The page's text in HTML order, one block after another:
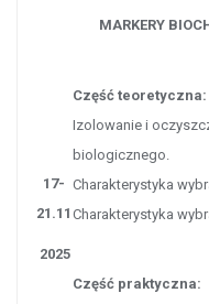
17-
21.11
2025
MARKERY
Część teoretyczna:
Izolowanie i
biologicznego.
Charakterystyka
Charakterystyka
Część praktyczna: